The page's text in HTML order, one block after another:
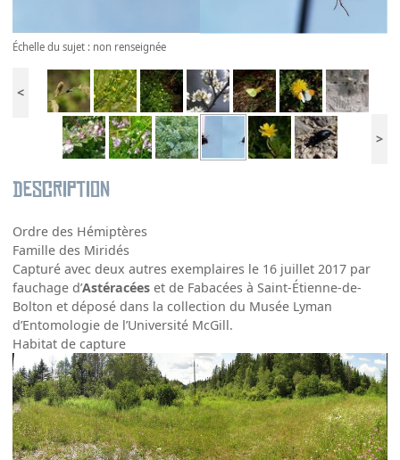
Échelle du sujet : non renseignée
<
>
Description
Ordre des Hémiptères
Famille des Miridés
Capturé avec deux autres exemplaires le 16 juillet 2017 par
fauchage d’Astéracées et de Fabacées à Saint-Étienne-de-
Bolton et déposé dans la collection du Musée Lyman
d’Entomologie de l’Université McGill.
Habitat de capture